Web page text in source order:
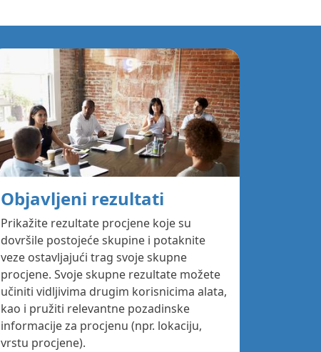
Objavljeni rezultati
Prikažite rezultate procjene koje su
dovršile postojeće skupine i potaknite
veze ostavljajući trag svoje skupne
procjene. Svoje skupne rezultate možete
učiniti vidljivima drugim korisnicima alata,
kao i pružiti relevantne pozadinske
informacije za procjenu (npr. lokaciju,
vrstu procjene).